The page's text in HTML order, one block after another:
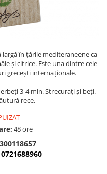
în țările mediteraneene ca
și citrice. Este una dintre cele
grecești internaționale.
3-4 min. Strecurați și beți.
rece.
48 ore
0721688960